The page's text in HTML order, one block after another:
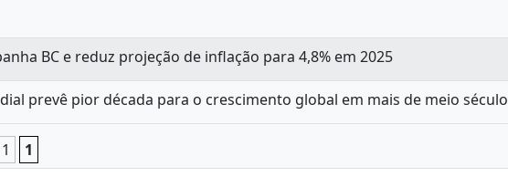
BC e reduz projeção de inflação para 4,8% em 2025
prevê pior década para o crescimento global em mais de meio século
1